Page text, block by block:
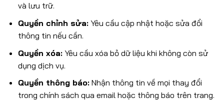
và lưu trữ.
Quyền chỉnh sửa:Yêu cầu cập nhật hoặc sửa đổi
thông tin nếu cần.
Quyền xóa:Yêu cầu xóa bỏ dữ liệu khi không còn sử
dụng dịch vụ.
Quyền thông báo:Nhận thông tin về mọi thay đổi
trong chính sách qua email hoặc thông báo trên trang.